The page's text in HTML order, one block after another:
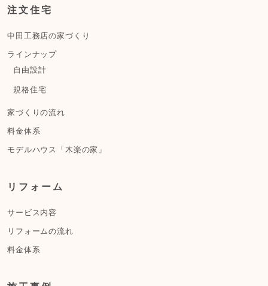
注文住宅
中田工務店の家づくり
ラインナップ
自由設計
規格住宅
家づくりの流れ
料金体系
モデルハウス「木楽の家」
リフォーム
サービス内容
リフォームの流れ
料金体系